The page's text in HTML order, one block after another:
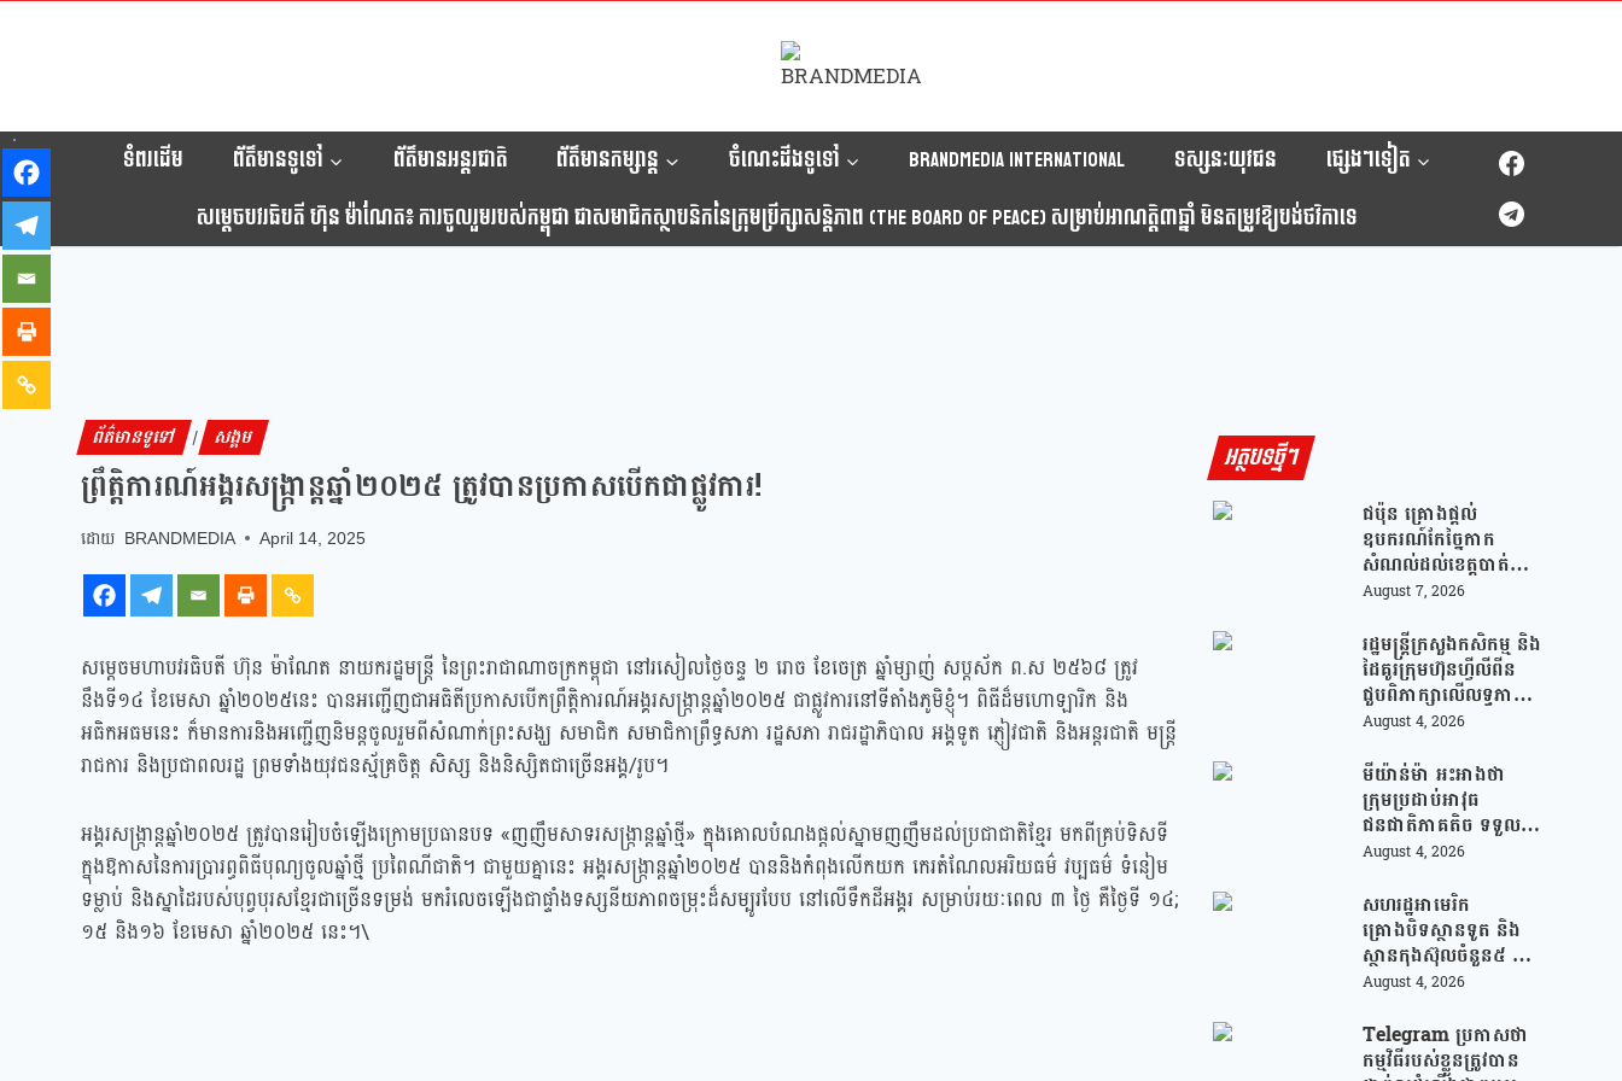
ទំពរដើម ព័ត៌មានទូទៅ ព័ត៌មានអន្តរជាតិ ព័ត៌មានកម្សាន្ត ចំណេះដឹងទូទៅ Brandmedia international ទស្សនៈយុវជន
ផ្សេងៗទៀត
សម្តេចបវរធិបតី ហ៊ុន ម៉ាណែត៖ ការចូលរួមរបស់កម្ពុជា ជាសមាជិកស្ថាបនិកនៃក្រុមប្រឹក្សាសន្តិភាព (The Board Of Peace) សម្រាប់អាណត្តិ៣ឆ្នាំ មិនតម្រូវឱ្យបង់ថវិកាទេ
ព័ត៌មានទូទៅ | សង្គម
ព្រឹត្តិការណ៍អង្គរសង្ក្រាន្តឆ្នាំ២០២៥ ត្រូវបានប្រកាសបើកជាផ្លូវការ!
BRANDMEDIA April 14, 2025
សម្ដេចមហាបវរធិបតី ហ៊ុន ម៉ាណែត នាយករដ្ឋមន្ត្រី នៃព្រះរាជាណាចក្រកម្ពុជា នៅរសៀលថ្ងៃចន្ទ ២ រោច ខែចេត្រ ឆ្នាំម្សាញ់ សប្ដស័ក ព.ស ២៥៦៨ ត្រូវ
នឹងទី១៤ ខែមេសា ឆ្នាំ២០២៥នេះ បានអញ្ជើញជាអធិតីប្រកាសបើកព្រឹត្តិការណ៍អង្គរសង្ក្រាន្តឆ្នាំ២០២៥ ជាផ្លូវការនៅទីតាំងភូមិខ្ញុំ។ ពិធីដ៏មហោឡារិក និង
អធិកអធមនេះ ក៏មានការនិងអញ្ជើញនិមន្តចូលរួមពីសំណាក់ព្រះសង្ឃ សមាជិក សមាជិកាព្រឹទ្ធសភា រដ្ឋសភា រាជរដ្ឋាភិបាល អង្គទូត ភ្ញៀវជាតិ និងអន្តរជាតិ មន្ត្រី
រាជការ និងប្រជាពលរដ្ឋ ព្រមទាំងយុវជនស្ម័គ្រចិត្ត សិស្ស និងនិស្សិតជាច្រើនអង្គ/រូប។
អង្គរសង្ក្រាន្តឆ្នាំ២០២៥ ត្រូវបានរៀបចំឡើងក្រោមប្រធានបទ «ញញឹមសាទរសង្ក្រាន្តឆ្នាំថ្មី» ក្នុងគោលបំណងផ្ដល់ស្នាមញញឹមដល់ប្រជាជាតិខ្មែរ មកពីគ្រប់ទិសទី
ក្នុងឱកាសនៃការប្រារព្ធពិធីបុណ្យចូលឆ្នាំថ្មី ប្រពៃណីជាតិ។ ជាមួយគ្នានេះ អង្គរសង្ក្រាន្តឆ្នាំ២០២៥ បាននិងកំពុងលើកយក កេរតំណែលអរិយធម៌ វប្បធម៌ ទំនៀម
ទម្លាប់ និងស្នាដៃរបស់បុព្វបុរសខ្មែរជាច្រើនទម្រង់ មករំលេចឡើងជាផ្ទាំងទស្សនីយភាពចម្រុះដ៏សម្បូរបែប នៅលើទឹកដីអង្គរ សម្រាប់រយៈពេល ៣ ថ្ងៃ គឺថ្ងៃទី ១៤;
១៥ និង១៦ ខែមេសា ឆ្នាំ២០២៥ នេះ។\
អត្ថបទថ្មីៗ
ជប៉ុន គ្រោងផ្តល់
ឧបករណ៍កែច្នៃកាក
សំណល់ដល់ខេត្តបាត់
ដំបង ដើម្បីជួយលើក
គ្រប់គ្រងសំណល់
August 7, 2026
រដ្ឋមន្រ្តីក្រសួងកសិកម្ម និង
ដៃគូរក្រុមហ៊ុនហ្វីលីពីន
ជួបពិភាក្សាលើលទ្ធភាព
ជំរុញការនាំចេញកសិផល
ហ្វីលីពីន
August 4, 2026
មីយ៉ាន់ម៉ា អះអាងថា
ក្រុមប្រដាប់អាវុធ
ជនជាតិភាគតិច ទទួល
សំណូកពីក្រុម
(Online Scam) ជាថ្នូរ
នឹងការជួយរត់ចូល
ប្រទេសថៃ!
August 4, 2026
សហរដ្ឋអាមេរិក
គ្រោងបិទស្ថានទូត និង
ស្ថានកុងស៊ុលចំនួន៥ នៅ
ប្រទេសមួយចំនួន ដើម្បី
វត្តមានការទូតដែលគ្មាន
ប្រសិទ្ធភាព
August 4, 2026
Telegram ប្រកាសថា
កម្មវិធីរបស់ខ្លួនត្រូវបាន